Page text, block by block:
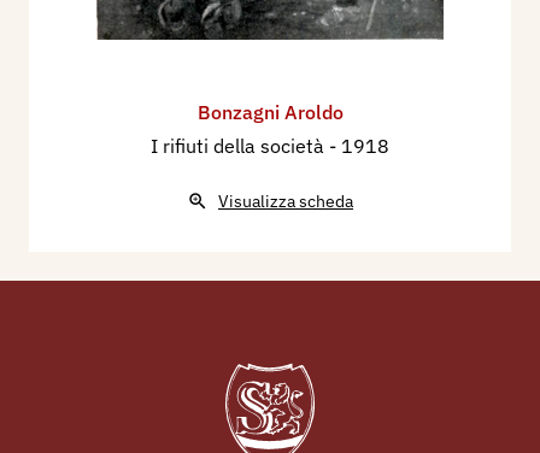
Bonzagni Aroldo
I rifiuti della società - 1918
Visualizza scheda